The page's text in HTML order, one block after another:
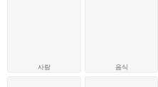
사람 음식